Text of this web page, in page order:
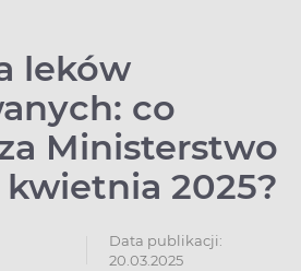
leków
co
Ministerstwo
kwietnia 2025?
Data publikacji:
20.03.2025